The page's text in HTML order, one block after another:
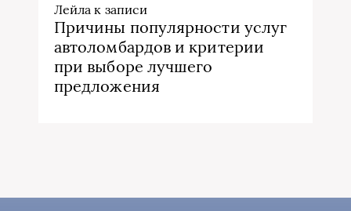
Лейла к записи
Причины популярности услуг
автоломбардов и критерии
при выборе лучшего
предложения